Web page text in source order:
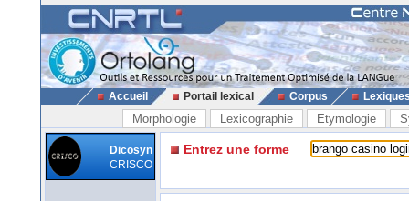
Accueil Portail lexical Corpus
Morphologie Lexicographie Etymologie
Dicosyn
CRISCO
Entrez une forme